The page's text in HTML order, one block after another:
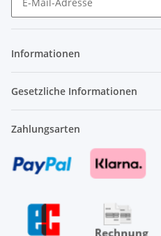
Informationen
Gesetzliche Informationen
Zahlungsarten